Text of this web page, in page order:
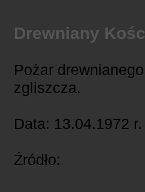
Drewniany
Pożar
zgliszcza.
Data: 13.04.1972 r.
Źródło: